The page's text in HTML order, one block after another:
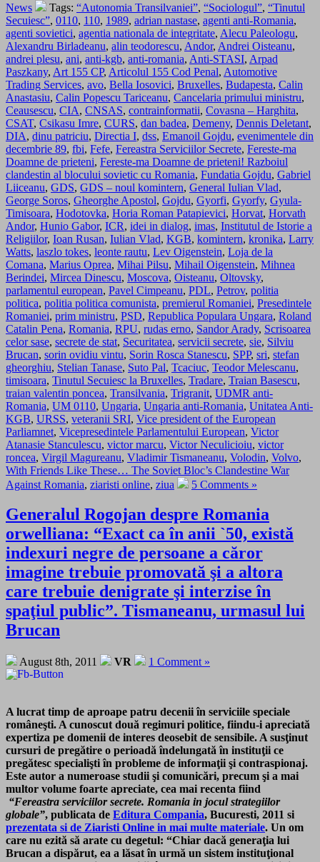
News
Tags: “Autonomia Transilvaniei”, “Sociologul”, “Tinutul
Secuiesc”, 0110, 110, 1989, adrian nastase, agenti anti-Romania,
agenti sovietici, agentia nationala de integritate, Alecu Paleologu,
Alexandru Birladeanu, alin teodorescu, Andor, Andrei Oisteanu,
andrei plesu, ani, anti-kgb, anti-romania, Anti-STASI, Arpad
Paszkany, Art 155 CP, Articolul 155 Cod Penal, Automotive
Trading Services, avo, Bella Iosovici, Bruxelles, Budapesta, Calin
Anastasiu, Calin Popescu Tariceanu, Cancelaria primului ministru,
Ceausescu, CIA, CNSAS, contrainformatii, Covasna – Harghita,
CSAT, Csikasu Imre, CURS, dan badea, Demeny, Dennis Deletant,
DIA, dinu patriciu, Directia I, dss, Emanoil Gojdu, evenimentele din
decembrie 89, fbi, Fefe, Fereastra Serviciilor Secrete, Fereste-ma
Doamne de prieteni, Fereste-ma Doamne de prieteni! Razboiul
clandestin al blocului sovietic cu Romania, Fundatia Gojdu, Gabriel
Liiceanu, GDS, GDS – noul komintern, General Iulian Vlad,
George Soros, Gheorghe Apostol, Gojdu, Gyorfi, Gyorfy, Gyula-
Timisoara, Hodotovka, Horia Roman Patapievici, Horvat, Horvath
Andor, Hunio Gabor, ICR, idei in dialog, imas, Institutul de Istorie a
Religiilor, Ioan Rusan, Iulian Vlad, KGB, komintern, kronika, Larry
Watts, laszlo tokes, leonte rautu, Lev Oigenstein, Loja de la
Comana, Marius Oprea, Mihai Pilsu, Mihail Oigenstein, Mihnea
Berindei, Mircea Dinescu, Moscova, Oisteanu, Oltovsky,
parlamentul european, Pavel Cimpeanu, PDL, Petrov, politia
politica, politia politica comunista, premierul Romaniei, Presedintele
Romaniei, prim ministru, PSD, Republica Populara Ungara, Roland
Catalin Pena, Romania, RPU, rudas erno, Sandor Arady, Scrisoarea
celor sase, secrete de stat, Securitatea, servicii secrete, sie, Silviu
Brucan, sorin ovidiu vintu, Sorin Rosca Stanescu, SPP, sri, stefan
gheorghiu, Stelian Tanase, Suto Pal, Tcaciuc, Teodor Melescanu,
timisoara, Tinutul Secuiesc la Bruxelles, Tradare, Traian Basescu,
traian valentin poncea, Transilvania, Trigranit, UDMR anti-
Romania, UM 0110, Ungaria, Ungaria anti-Romania, Unitatea Anti-
KGB, URSS, veteranii SRI, Vice president of the European
Parliamnet, Vicepresedintele Parlamentului European, Victor
Atanasie Stanculescu, victor marcu, Victor Neculicioiu, victor
roncea, Virgil Magureanu, Vladimir Tismaneanu, Volodin, Volvo,
With Friends Like These… The Soviet Bloc’s Clandestine War
Against Romania, ziaristi online, ziua 5 Comments »
Generalul Rogojan despre Romania
orwelliana: “Exact ca în anii `50, există
indexuri negre de persoane a căror
imagine trebuie promovată şi a altora
care trebuie denigrate şi interzise în
spaţiul public”. Tismaneanu, urmasul lui
Brucan
August 8th, 2011 VR 1 Comment »
A lucrat timp de aproape patru decenii în serviciile speciale
româneşti. A cunoscut două regimuri politice, fiindu-i apreciată
expertiza pe domenii de interes deosebit de sensibile. A susţinut
cursuri de pregătire o perioadă îndelungată în instituţii ce
pregătesc specialişti în probleme de informaţii şi contraspionaj.
Este autor a numeroase studii şi comunicări, precum şi a mai
multor volume foarte apreciate, cea mai recenta fiind
“Fereastra serviciilor secrete. Romania in jocul strategiilor
globale”, publicata de Editura Compania, Bucuresti, 2011 si
prezentata si de Ziaristi Online in mai multe materiale. Un om
care nu ezită să arate cu degetul: “Chiar dacă generaţia lui
Brucan a dispărut, ea a lăsat în urmă un sistem instituţional